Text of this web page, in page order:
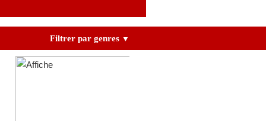
Filtrer par genres ▼